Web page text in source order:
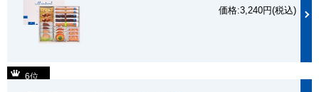
価格:3,240円(税込)
6位